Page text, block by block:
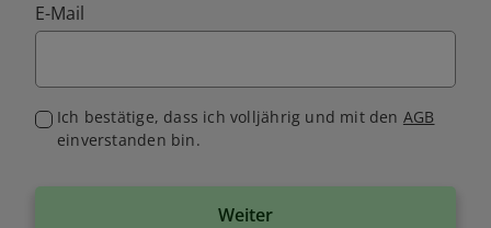
E-Mail
Ich bestätige, dass ich volljährig und mit den AGB
einverstanden bin.
Weiter